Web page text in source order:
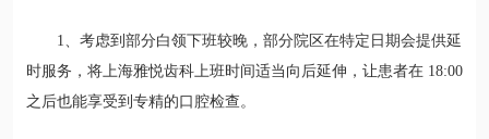
1、考虑到部分白领下班较晚，部分院区在特定日期会提供延
时服务，将上海雅悦齿科上班时间适当向后延伸，让患者在 18:00
之后也能享受到专精的口腔检查。